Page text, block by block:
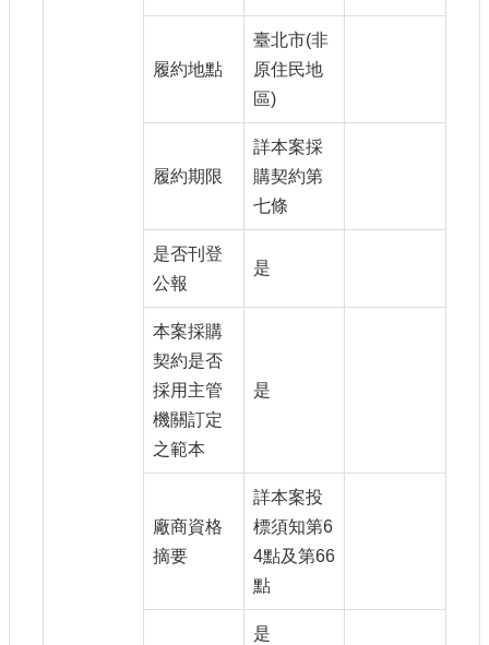
履約地點
臺北市(非
原住民地
區)
履約期限
詳本案採
購契約第
七條
是否刊登
公報
是
本案採購
契約是否
採用主管
機關訂定
之範本
是
廠商資格
摘要
詳本案投
標須知第6
4點及第66
點
是